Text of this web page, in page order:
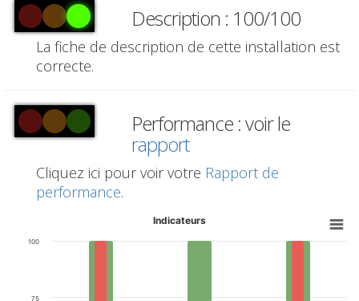
Description : 100/100
La fiche de description de cette installation est
correcte.
Performance : voir le
rapport
Cliquez ici pour voir votre Rapport de
performance.
Indicateurs
75
100